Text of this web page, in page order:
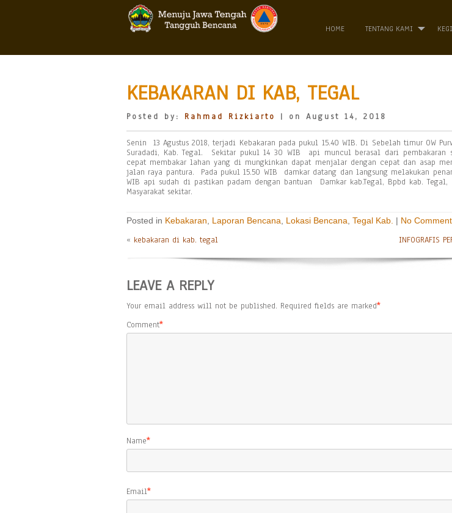
HOME TENTANG KAMI
KEBAKARAN DI KAB, TEGAL
Posted by: Rahmad Rizkiarto | on August 14, 2018
Senin 13 Agustus 2018, terjadi Kebakaran pada pukul 15.40 WIB. Di Sebelah timur OW
Suradadi, Kab. Tegal. Sekitar pukul 14 30 WIB api muncul berasal dari pembakaran
cepat membakar lahan yang di mungkinkan dapat menjalar dengan cepat dan asap
jalan raya pantura. Pada pukul 15.50 WIB damkar datang dan langsung melakukan
WIB api sudah di pastikan padam dengan bantuan Damkar kab.Tegal, Bpbd kab. Tegal,
Masyarakat sekitar.
Posted in Kebakaran Laporan Bencana Lokasi Bencana Tegal Kab. | No
« kebakaran di kab. tegal INFOGRAFIS
LEAVE A REPLY
Your email address will not be published. Required fields are marked*
Comment*
Name*
Email*